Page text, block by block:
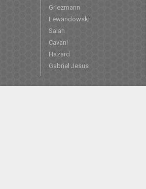
Griezmann
Lewandowski
Salah
Cavani
Hazard
Gabriel Jesus